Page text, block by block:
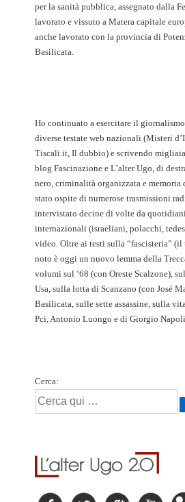
per la sanità pubblica, assegnato dalla
lavorato e vissuto a Matera capitale
anche lavorato con la provincia di
Basilicata.
Ho continuato a esercitare il
diverse testate web nazionali (Misteri
Tiscali.it, Il dubbio) e scrivendo
blog Fascinazione e L’alter Ugo, di
nero, criminalità organizzata e memoria
stato ospite di numerose trasmissioni
intervistato decine di volte da
internazionali (israeliani, polacchi,
video. Oltre ai testi sulla “fascisteria”
noto è oggi un nuovo lemma della
volumi sul ‘68 (con Oreste Scalzone),
Usa, sulla lotta di Scanzano (con José
Basilicata, sulle sette assassine, sulla
Pci, Antonio Luongo e di Giorgio
Cerca: